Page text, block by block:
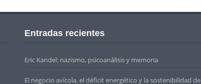
Entradas recientes
Eric Kandel: nazismo, psicoanálisis y memoria
El negocio avícola, el déficit energético y la sostenibilidad de